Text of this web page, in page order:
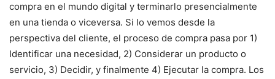
compra en el mundo digital y terminarlo presencialmente
en una tienda o viceversa. Si lo vemos desde la
perspectiva del cliente, el proceso de compra pasa por 1)
Identificar una necesidad, 2) Considerar un producto o
servicio, 3) Decidir, y finalmente 4) Ejecutar la compra. Los